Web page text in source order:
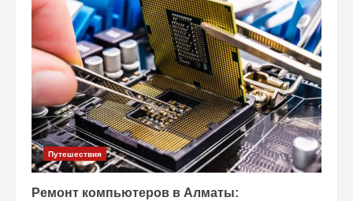
Путешествия
Ремонт компьютеров в Алматы: